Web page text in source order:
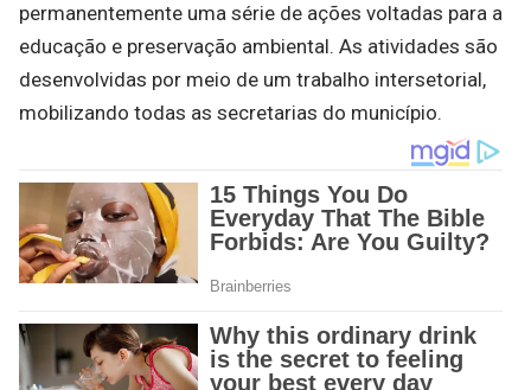
permanentemente uma série de ações voltadas para a
educação e preservação ambiental. As atividades são
desenvolvidas por meio de um trabalho intersetorial,
mobilizando todas as secretarias do município.